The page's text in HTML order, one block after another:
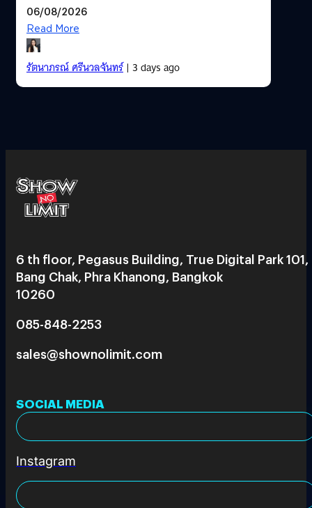
06/08/2026
Read More
รัตนาภรณ์ ศรีนวลจันทร์| 3 days ago
6 th floor, Pegasus Building, True Digital Park 101,
Bang Chak, Phra Khanong, Bangkok
10260
085-848-2253
sales@shownolimit.com
SOCIAL MEDIA
Instagram